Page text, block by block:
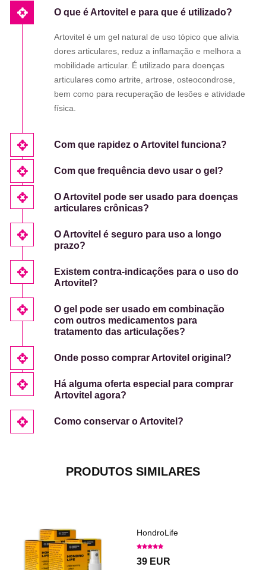
O que é Artovitel e para que é utilizado?
Artovitel é um gel natural de uso tópico que alivia
dores articulares, reduz a inflamação e melhora a
mobilidade articular. É utilizado para doenças
articulares como artrite, artrose, osteocondrose,
bem como para recuperação de lesões e atividade
física.
Com que rapidez o Artovitel funciona?
Com que frequência devo usar o gel?
O Artovitel pode ser usado para doenças
articulares crônicas?
O Artovitel é seguro para uso a longo
prazo?
Existem contra-indicações para o uso do
Artovitel?
O gel pode ser usado em combinação
com outros medicamentos para
tratamento das articulações?
Onde posso comprar Artovitel original?
Há alguma oferta especial para comprar
Artovitel agora?
Como conservar o Artovitel?
PRODUTOS SIMILARES
HondroLife
39 EUR